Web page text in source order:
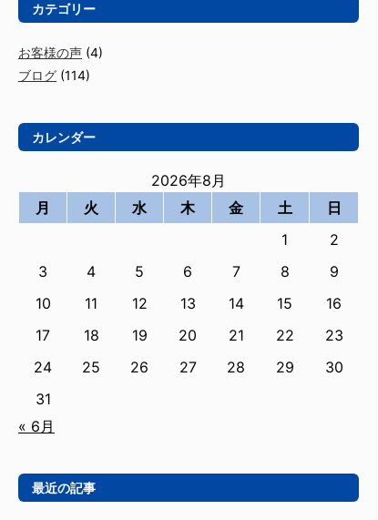
カテゴリー
お客様の声 (4)
ブログ (114)
カレンダー
2026年8月
月
火 水 木 金 土
日
1
2
3
4 5 6 7 8
9
10
11 12 13 14 15
16
17
18 19 20 21 22
23
24
25 26 27 28 29
30
31
« 6月
最近の記事